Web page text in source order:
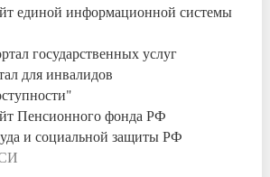
единой информационной системы
государственных услуг
для инвалидов
Пенсионного фонда РФ
и социальной защиты РФ